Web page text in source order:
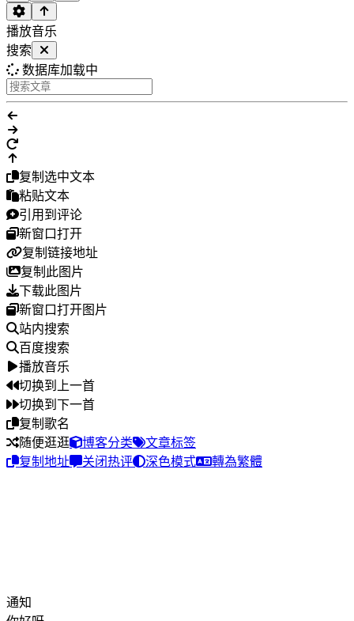
播放音乐
搜索
数据库加载中
复制选中文本
粘贴文本
引用到评论
新窗口打开
复制链接地址
复制此图片
下载此图片
新窗口打开图片
站内搜索
百度搜索
播放音乐
切换到上一首
切换到下一首
复制歌名
随便逛逛
博客分类
文章标签
复制地址
关闭热评 深色模式 轉為繁體
通知